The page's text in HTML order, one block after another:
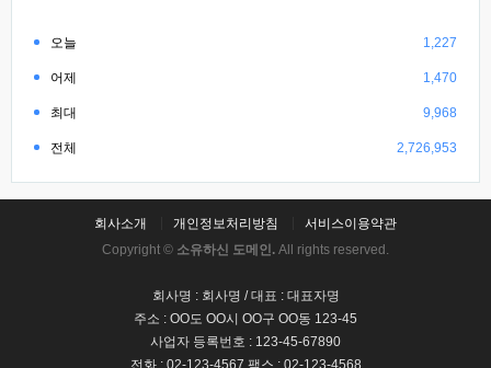
오늘 1,227
어제 1,470
최대 9,968
전체 2,726,953
회사소개 개인정보처리방침
서비스이용약관
Copyright © 소유하신 도메인. All rights reserved.
회사명 : 회사명 / 대표 : 대표자명
주소 : OO도 OO시 OO구 OO동 123-45
사업자 등록번호 : 123-45-67890
전화 : 02-123-4567 팩스 : 02-123-4568